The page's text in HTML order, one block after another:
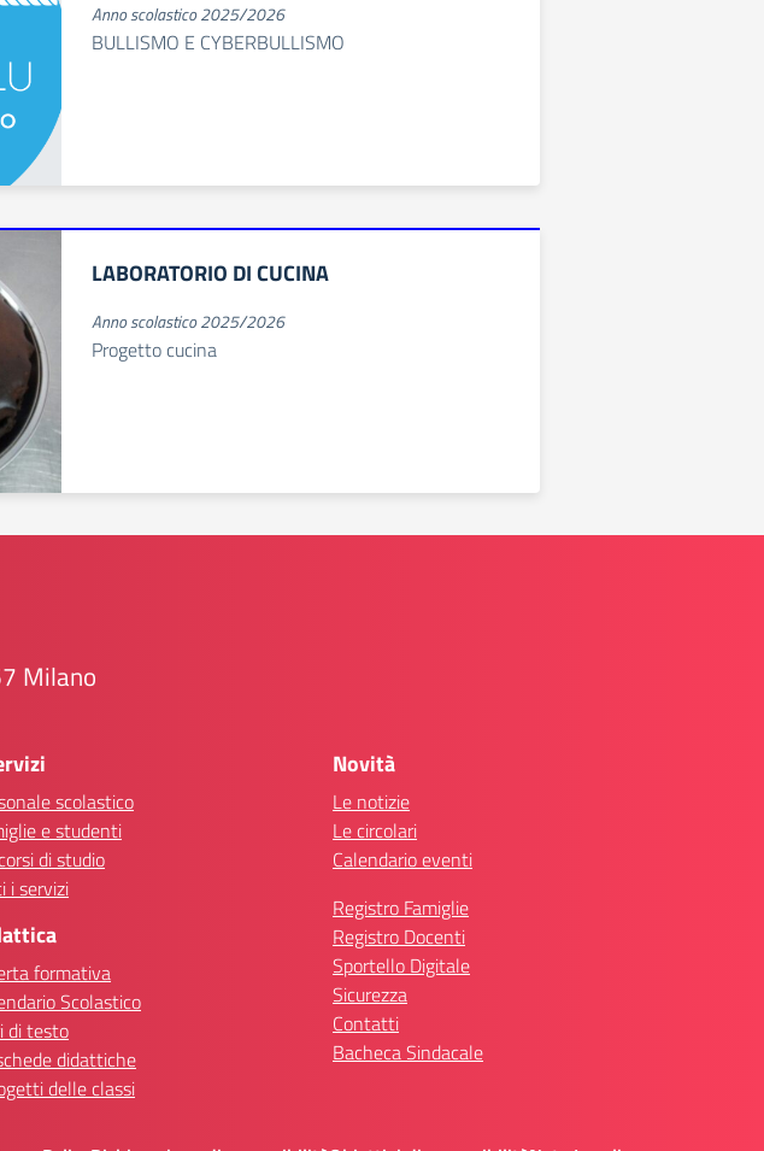
Anno scolastico 2025/2026
BULLISMO E CYBERBULLISMO
LABORATORIO DI CUCINA
Anno scolastico 2025/2026
Progetto cucina
Milano
scolastico
e studenti
di studio
i servizi
formativa
Scolastico
di testo
didattiche
delle classi
Novità
Le notizie
Le circolari
Calendario eventi
Registro Famiglie
Registro Docenti
Sportello Digitale
Sicurezza
Contatti
Bacheca Sindacale